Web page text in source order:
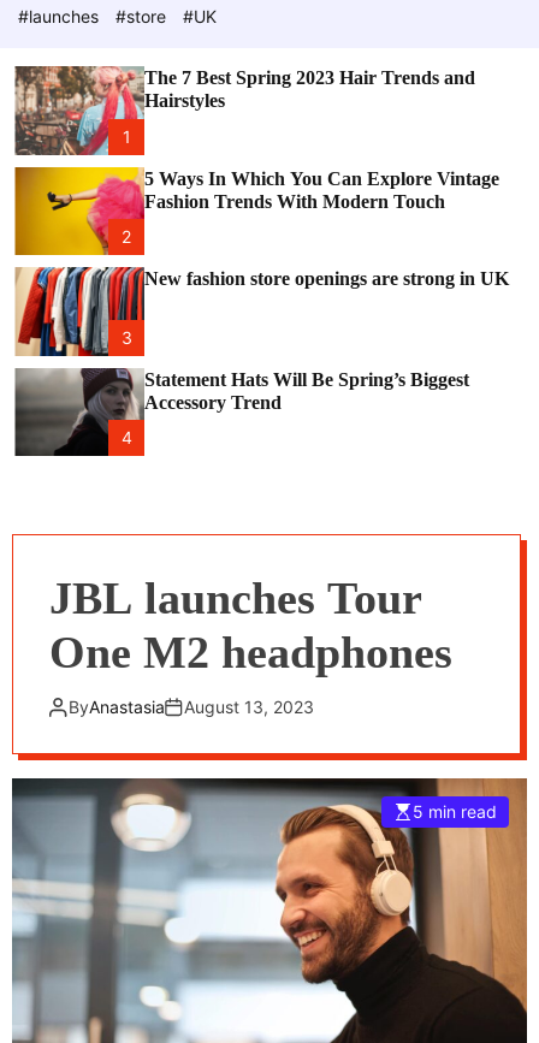
o
e
#launches
#store #UK
1
The 7 Best Spring 2023 Hair Trends and
Hairstyles
2
5 Ways In Which You Can Explore Vintage
Fashion Trends With Modern Touch
3
New fashion store openings are strong in UK
4
Statement Hats Will Be Spring’s Biggest
Accessory Trend
JBL launches Tour
One M2 headphones
ByAnastasia August 13, 2023
5 min read